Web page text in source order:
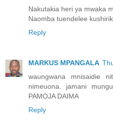
Nakutakia heri ya mwaka
Naomba tuendelee
Reply
MARKUS MPANGALA
waungwana mnisaidie
nimeuona. jamani
PAMOJA DAIMA
Reply